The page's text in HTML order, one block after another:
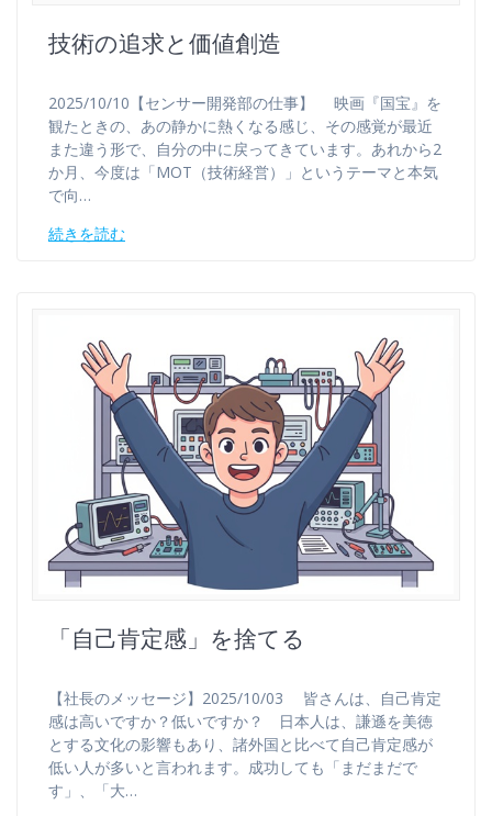
技術の追求と価値創造
2025/10/10【センサー開発部の仕事】 映画『国宝』を
観たときの、あの静かに熱くなる感じ、その感覚が最近
また違う形で、自分の中に戻ってきています。あれから2
か月、今度は「MOT（技術経営）」というテーマと本気
で向…
続きを読む
「自己肯定感」を捨てる
【社長のメッセージ】2025/10/03 皆さんは、自己肯定
感は高いですか？低いですか？ 日本人は、謙遜を美徳
とする文化の影響もあり、諸外国と比べて自己肯定感が
低い人が多いと言われます。成功しても「まだまだで
す」、「大…